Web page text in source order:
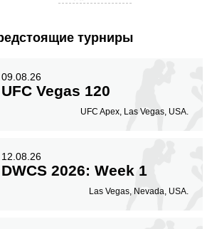
турниры
09.08.26
UFC Vegas 120
UFC Apex, Las Vegas, USA.
12.08.26
DWCS 2026: Week 1
Las Vegas, Nevada, USA.